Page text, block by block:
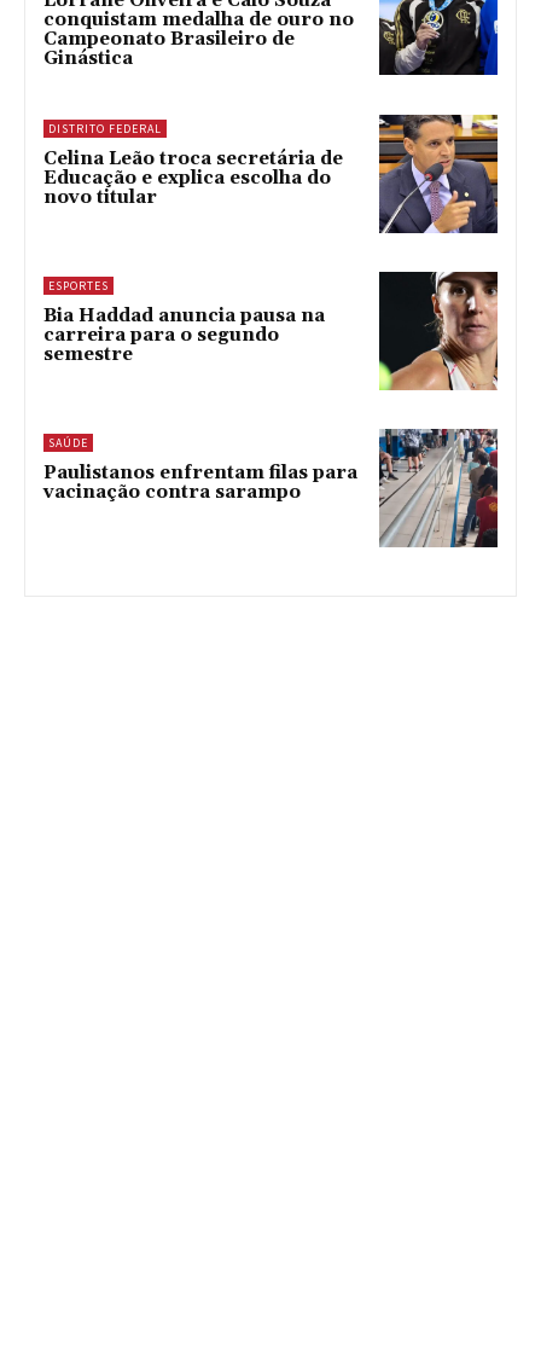
conquistam medalha de ouro no
Campeonato Brasileiro de
Ginástica
DISTRITO FEDERAL
Celina Leão troca secretária de
Educação e explica escolha do
novo titular
ESPORTES
Bia Haddad anuncia pausa na
carreira para o segundo
semestre
SAÚDE
Paulistanos enfrentam filas para
vacinação contra sarampo